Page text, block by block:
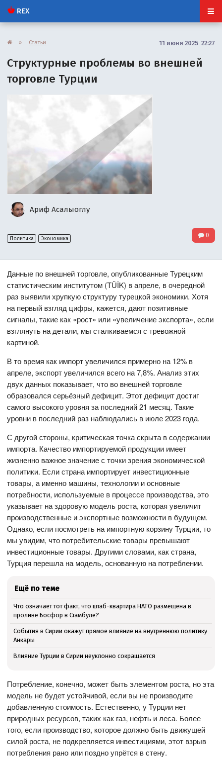
REX
» Статьи 11 июня 2025 22:27
Структурные проблемы во внешней
торговле Турции
Ариф Асалыоглу
Политика Экономика 0
Данные по внешней торговле, опубликованные Турецким
статистическим институтом (TÜİK) в апреле, в очередной
раз выявили хрупкую структуру турецкой экономики. Хотя
на первый взгляд цифры, кажется, дают позитивные
сигналы, такие как «рост» или «увеличение экспорта», если
взглянуть на детали, мы сталкиваемся с тревожной
картиной.
В то время как импорт увеличился примерно на 12% в
апреле, экспорт увеличился всего на 7,8%. Анализ этих
двух данных показывает, что во внешней торговле
образовался серьёзный дефицит. Этот дефицит достиг
самого высокого уровня за последний 21 месяц. Такие
уровни в последний раз наблюдались в июле 2023 года.
С другой стороны, критическая точка скрыта в содержании
импорта. Качество импортируемой продукции имеет
жизненно важное значение с точки зрения экономической
политики. Если страна импортирует инвестиционные
товары, а именно машины, технологии и основные
потребности, используемые в процессе производства, это
указывает на здоровую модель роста, которая увеличит
производственные и экспортные возможности в будущем.
Однако, если посмотреть на импортную корзину Турции, то
мы увидим, что потребительские товары превышают
инвестиционные товары. Другими словами, как страна,
Турция перешла на модель, основанную на потреблении.
Ещё по теме
Что означает тот факт, что штаб-квартира НАТО размещена в
проливе Босфор в Стамбуле?
События в Сирии окажут прямое влияние на внутреннюю политику
Анкары
Влияние Турции в Сирии неуклонно сокращается
Потребление, конечно, может быть элементом роста, но эта
модель не будет устойчивой, если вы не производите
добавленную стоимость. Естественно, у Турции нет
природных ресурсов, таких как газ, нефть и леса. Более
того, если производство, которое должно быть движущей
силой роста, не подкрепляется инвестициями, этот взрыв
потребления рано или поздно упрётся в стену.